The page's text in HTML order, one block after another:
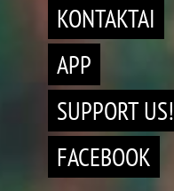
KONTAKTAI
APP
SUPPORT US!
FACEBOOK